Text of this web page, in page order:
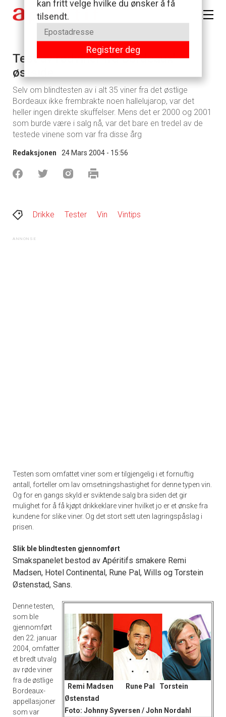
Test av rødviner fra Bordeaux'
østside
Selv om blindtesten av i alt 35 viner fra det østlige
Bordeaux ikke frembrakte noen hallelujarop, var det
heller ingen direkte skuffelser. Mens det er 2000 og 2001
som burde være i salg nå, var det bare en tredel av de
testede vinene som var fra disse årg
Redaksjonen 24 Mars 2004 - 15:56
Drikke Tester Vin Vintips
Testen som omfattet viner som er tilgjengelig i et fornuftig
antall, forteller om lav omsetningshastighet for denne typen vin.
Og for en gangs skyld er sviktende salg bra siden det gir
mulighet for å få kjøpt drikkeklare viner hvilket jo er et ønske fra
kundene for slike viner. Og det stort sett uten lagringspåslag i
prisen.
Slik ble blindtesten gjennomført
Smakspanelet bestod av Apéritifs smakere Remi
Madsen, Hotel Continental, Rune Pal, Wills og Torstein
Østenstad, Sans.
Remi Madsen Rune Pal Torstein
Østenstad
Foto: Johnny Syversen / John Nordahl
Denne testen,
som ble
gjennomført
den 22. januar
2004, omfatter
et bredt utvalg
av røde viner
fra de østlige
Bordeaux-
appellasjoner
som var